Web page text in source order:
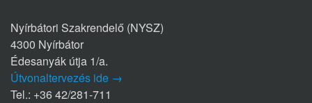
Nyírbátori Szakrendelő (NYSZ)
4300 Nyírbátor
Édesanyák útja 1/a.
Útvonaltervezés ide →
Tel.: +36 42/281-711